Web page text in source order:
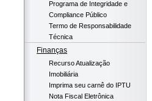
Programa de Integridade e
Compliance Público
Termo de Responsabilidade
Técnica
Finanças
Recurso Atualização
Imobiliária
Imprima seu carnê do IPTU
Nota Fiscal Eletrônica